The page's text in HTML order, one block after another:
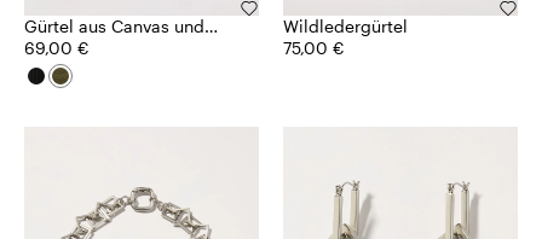
Gürtel aus Canvas und
Leder
69,00 €
Wildledergürtel
75,00 €